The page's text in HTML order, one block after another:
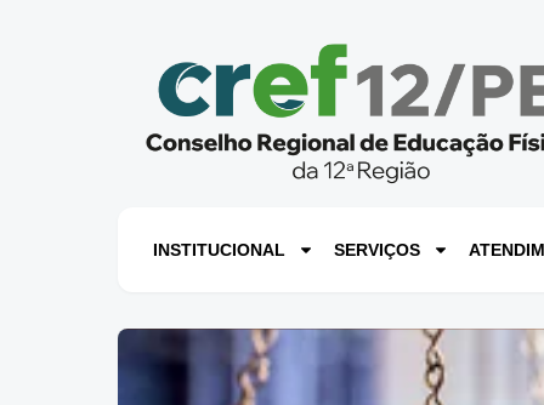
INSTITUCIONAL SERVIÇOS